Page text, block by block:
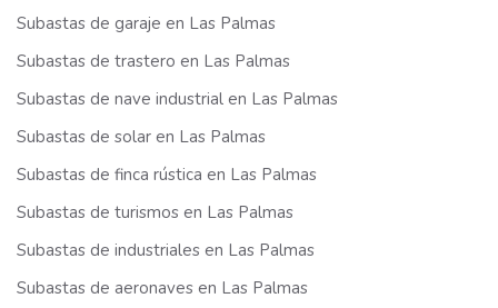
Subastas de garaje en Las Palmas
Subastas de trastero en Las Palmas
Subastas de nave industrial en Las Palmas
Subastas de solar en Las Palmas
Subastas de finca rústica en Las Palmas
Subastas de turismos en Las Palmas
Subastas de industriales en Las Palmas
Subastas de aeronaves en Las Palmas